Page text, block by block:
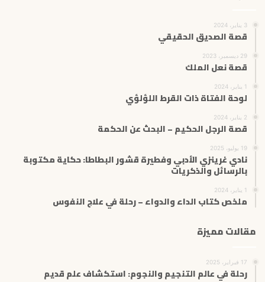
3 يناير، 2024
قصة الصديق الحقيقي
29 ديسمبر، 2023
قصة نعل الملك
1 يناير، 2024
لوحة الفتاة ذات القرط اللؤلؤي
2 يناير، 2024
قصة الرجل الحكيم – البحث عن الحكمة
19 يوليو، 2025
نادي غرينزي الأدبي وفطيرة قشور البطاطا: حكاية مكتوبة
بالرسائل والذكريات
1 يناير، 2024
ملخص كتاب الداء والدواء – رحلة في علاج النفوس
مقالات مميزة
17 فبراير، 2025
رحلة في عالم التنجيم والنجوم: استكشاف علم قديم